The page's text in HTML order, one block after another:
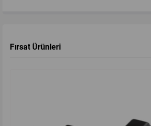
Fırsat Ürünleri